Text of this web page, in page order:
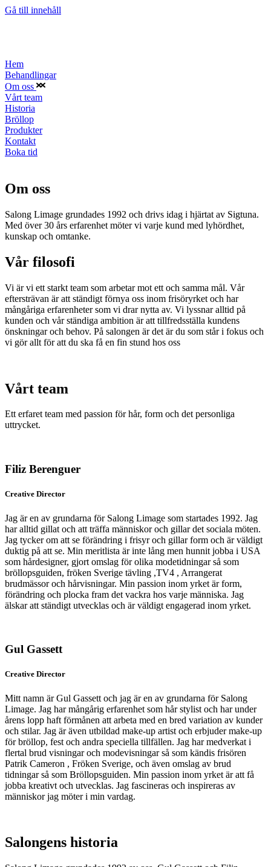
Gå till innehåll
Hem
Behandlingar
Om oss
Vårt team
Historia
Bröllop
Produkter
Kontakt
Boka tid
Om oss
Salong Limage grundades 1992 och drivs idag i hjärtat av Sigtuna.
Med över 30 års erfarenhet möter vi varje kund med lyhördhet,
kunskap och omtanke.
Vår filosofi
Vi är vi ett starkt team som arbetar mot ett och samma mål. Vår
eftersträvan är att ständigt förnya oss inom frisöryrket och har
mångåriga erfarenheter som vi drar nytta av. Vi lyssnar alltid på
kunden och vår ständiga ambition är att tillfredsställa kundens
önskningar och behov. På salongen är det är du som står i fokus och
vi gör allt för att du ska få en fin stund hos oss
Vårt team
Ett erfaret team med passion för hår, form och det personliga
uttrycket.
Filiz Berenguer
Creative Director
Jag är en av grundarna för Salong Limage som startades 1992. Jag
har alltid gillat och att träffa människor och gillar det sociala möten.
Jag tycker om att se förändring i frisyr och gillar form och är väldigt
duktig på att se. Min meritlista är inte lång men hunnit jobba i USA
som hårdesigner, gjort omslag för olika modetidningar så som
bröllopsguiden, fröken Sverige tävling ,TV4 , Arrangerat
brudmässor och hårvisningar. Min passion inom yrket är form,
förändring och plocka fram det vackra hos varje människa. Jag
älskar att ständigt utvecklas och är väldigt engagerad inom yrket.
Gul Gassett
Creative Director
Mitt namn är Gul Gassett och jag är en av grundarna för Salong
Limage. Jag har mångårig erfarenhet som hår stylist och har under
årens lopp haft förmånen att arbeta med en bred variation av kunder
och stilar. Jag är även utbildad make-up artist och erbjuder make-up
för bröllop, fest och andra speciella tillfällen. Jag har medverkat i
flertal brud visningar och modevisningar så som kändis frisören
Patrik Cameron , Fröken Sverige, och även omslag av brud
tidningar så som Bröllopsguiden. Min passion inom yrket är att få
jobba kreativt och utvecklas. Jag fascineras och inspireras av
människor jag möter i min vardag.
Salongens historia